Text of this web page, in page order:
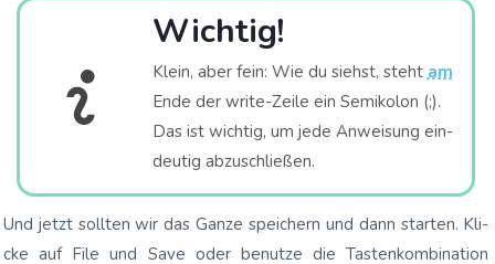
Wich­tig!
Klein, aber fein: Wie du siehst, stehtam
Ende der wri­te-Zei­le ein Semi­ko­lon (;).
Das ist wich­tig, um jede Anwei­sung ein­
deu­tig abzuschließen.
Und jetzt soll­ten wir das Gan­ze spei­chern und dann star­ten. Kli­
cke auf File und Save oder benut­ze die Tas­ten­kom­bi­na­ti­on